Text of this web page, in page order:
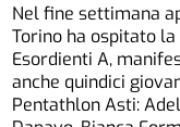
Nel fine settimana
Torino ha ospitato
Esordienti A,
anche quindici
Pentathlon Asti: